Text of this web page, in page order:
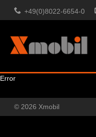
+49(0)8022-6654-0
Error
© 2026 Xmobil